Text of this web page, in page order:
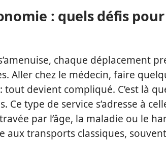
: quels défis
chaque déplacement
Aller chez le médecin, faire
tout devient compliqué. C’est là
Ce type de service s’adresse à
par l’âge, la maladie ou le
aux transports classiques,